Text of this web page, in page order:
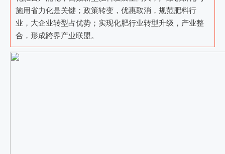
施用省力化是关键；政策转变，优惠取消，规范肥料行
业，大企业转型占优势；实现化肥行业转型升级，产业整
合，形成跨界产业联盟。